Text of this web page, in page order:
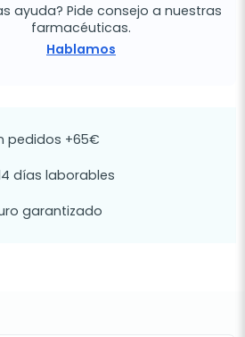
ayuda? Pide consejo a nuestras
farmacéuticas.
Hablamos
pedidos +65€
días laborables
garantizado